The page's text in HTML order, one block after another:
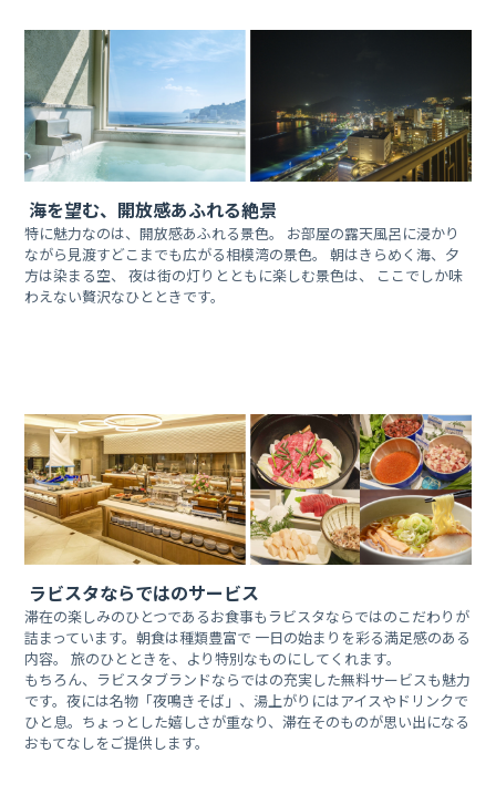
海を望む、開放感あふれる絶景
特に魅力なのは、開放感あふれる景色。 お部屋の露天風呂に浸かり
ながら見渡すどこまでも広がる相模湾の景色。 朝はきらめく海、夕
方は染まる空、 夜は街の灯りとともに楽しむ景色は、 ここでしか味
わえない贅沢なひとときです。
ラビスタならではのサービス
滞在の楽しみのひとつであるお食事もラビスタならではのこだわりが
詰まっています。朝食は種類豊富で 一日の始まりを彩る満足感のある
内容。 旅のひとときを、より特別なものにしてくれます。
もちろん、ラビスタブランドならではの充実した無料サービスも魅力
です。夜には名物「夜鳴きそば」、湯上がりにはアイスやドリンクで
ひと息。ちょっとした嬉しさが重なり、滞在そのものが思い出になる
おもてなしをご提供します。